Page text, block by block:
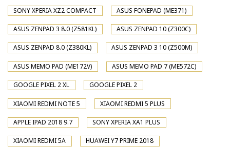
SONY XPERIA XZ2 COMPACT ASUS FONEPAD (ME371)
ASUS ZENPAD 3 8.0 (Z581KL) ASUS ZENPAD 10 (Z300C)
ASUS ZENPAD 8.0 (Z380KL) ASUS ZENPAD 3 10 (Z500M)
ASUS MEMO PAD (ME172V) ASUS MEMO PAD 7 (ME572C)
GOOGLE PIXEL 2 XL GOOGLE PIXEL 2
XIAOMI REDMI NOTE 5 XIAOMI REDMI 5 PLUS
APPLE IPAD 2018 9.7 SONY XPERIA XA1 PLUS
XIAOMI REDMI 5A HUAWEI Y7 PRIME 2018